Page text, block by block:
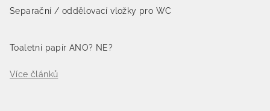
Separační / oddělovací vložky pro WC
Toaletní papír ANO? NE?
Více článků